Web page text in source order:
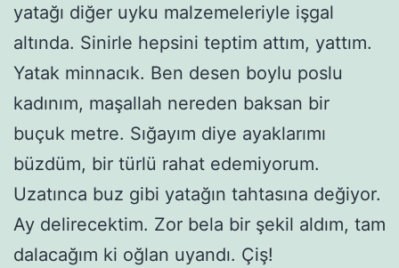
yatağı diğer uyku malzemeleriyle işgal
altında. Sinirle hepsini teptim attım, yattım.
Yatak minnacık. Ben desen boylu poslu
kadınım, maşallah nereden baksan bir
buçuk metre. Sığayım diye ayaklarımı
büzdüm, bir türlü rahat edemiyorum.
Uzatınca buz gibi yatağın tahtasına değiyor.
Ay delirecektim. Zor bela bir şekil aldım, tam
dalacağım ki oğlan uyandı. Çiş!